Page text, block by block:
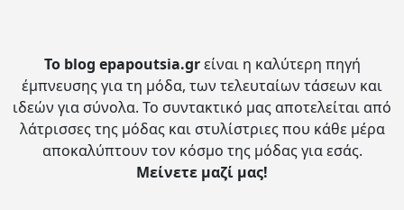
Το blog epapoutsia.grείναι η καλύτερη πηγή
έμπνευσης για τη μόδα, των τελευταίων τάσεων και
ιδεών για σύνολα. Το συντακτικό μας αποτελείται από
λάτρισσες της μόδας και στυλίστριες που κάθε μέρα
αποκαλύπτουν τον κόσμο της μόδας για εσάς.
Μείνετε μαζί μας!